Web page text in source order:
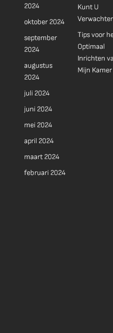
2024
oktober 2024
september
2024
augustus
2024
juli 2024
juni 2024
mei 2024
april 2024
maart 2024
februari 2024
Kunt U
Tips voor
Optimaal
Inrichten
Mijn Kamer